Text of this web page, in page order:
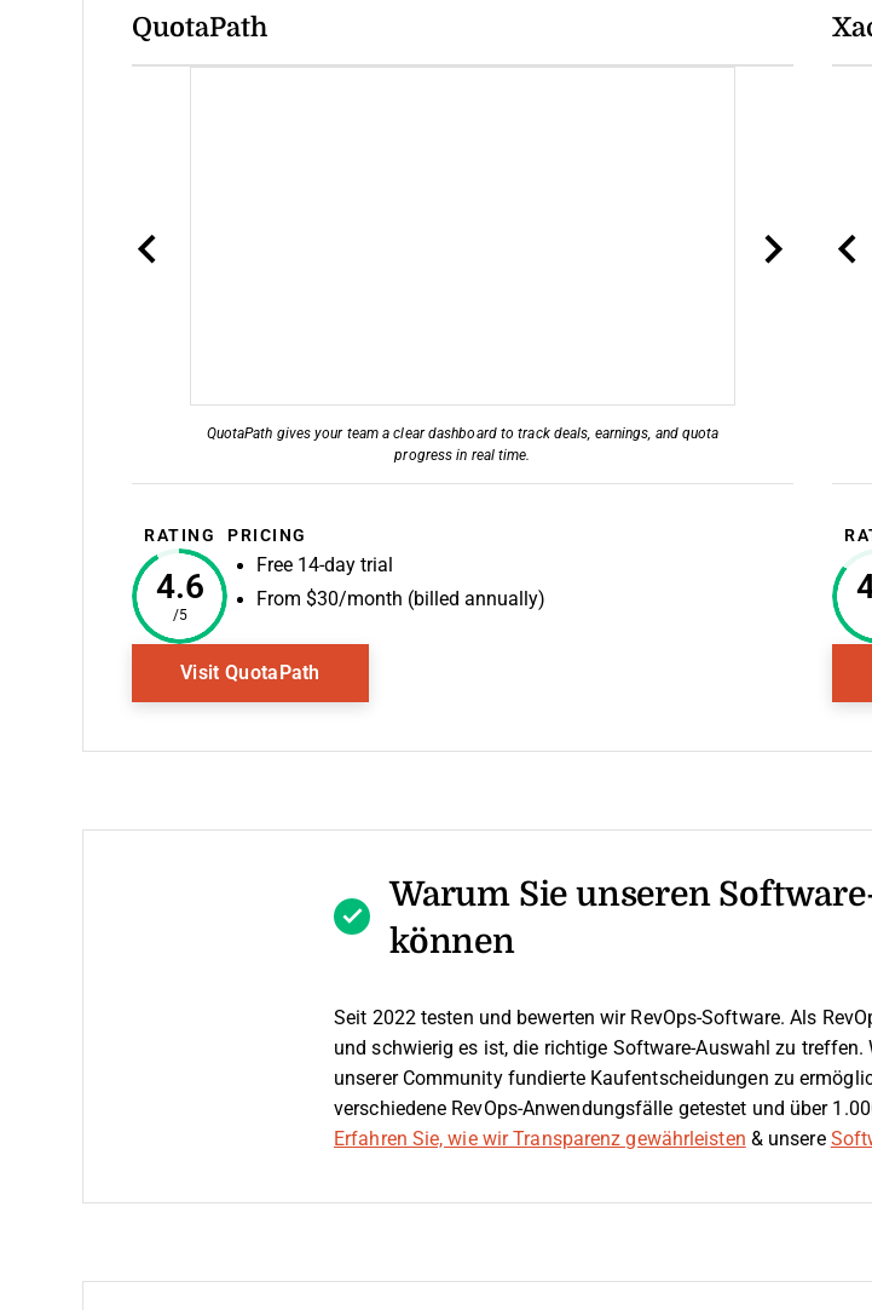
QuotaPath
QuotaPath gives your team a clear dashboard to track deals, earnings, and quota
progress in real time.
RATING
4.6
/5
PRICING
Free 14-day trial
From $30/month (billed annually)
Visit QuotaPath
Warum Sie unseren
können
Seit 2022 testen und bewerten wir RevOps-Software. Als
und schwierig es ist, die richtige Software-Auswahl zu treffen.
unserer Community fundierte Kaufentscheidungen zu
verschiedene RevOps-Anwendungsfälle getestet und über
Erfahren Sie, wie wir Transparenz gewährleisten & unsere